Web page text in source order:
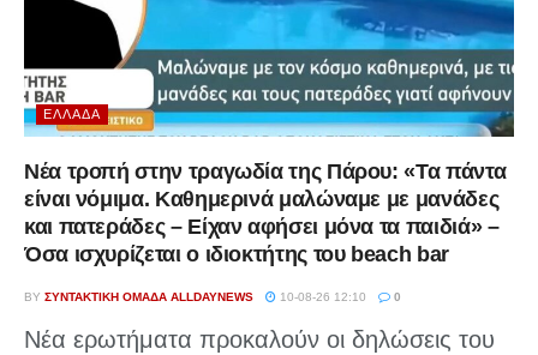
ΕΛΛΆΔΑ
Νέα τροπή στην τραγωδία της Πάρου: «Τα πάντα
είναι νόμιμα. Καθημερινά μαλώναμε με μανάδες
και πατεράδες – Είχαν αφήσει μόνα τα παιδιά» –
Όσα ισχυρίζεται ο ιδιοκτήτης του beach bar
BY ΣΥΝΤΑΚΤΙΚΉ ΟΜΆΔΑ ALLDAYNEWS 10-08-26 12:10 0
Νέα ερωτήματα προκαλούν οι δηλώσεις του